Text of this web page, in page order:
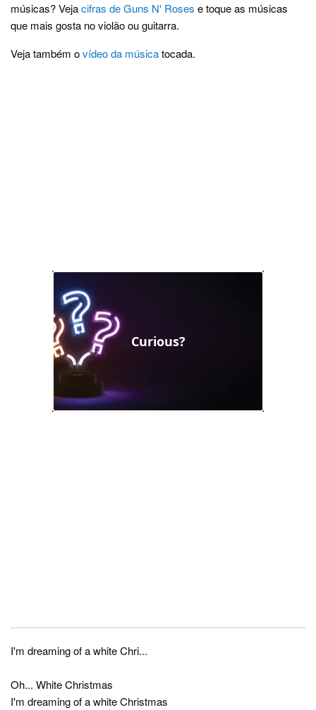
músicas? Vejacifras de Guns N' Roses e toque as músicas
que mais gosta no violão ou guitarra.
Veja também ovídeo da músicatocada.
I'm dreaming of a white Chri...
Oh... White Christmas
I'm dreaming of a white Christmas